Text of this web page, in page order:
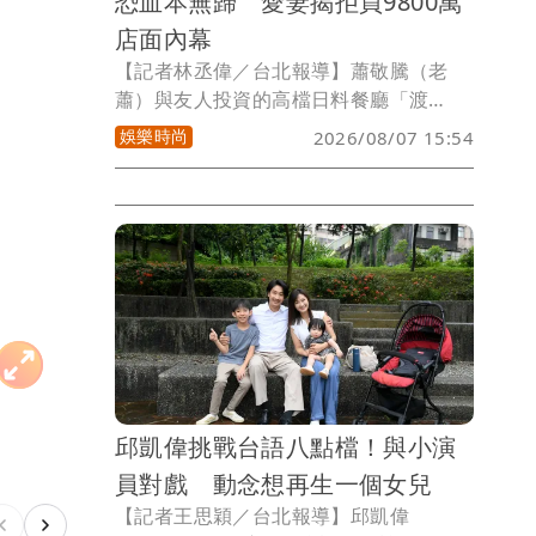
店面內幕
【記者林丞偉／台北報導】蕭敬騰（老
蕭）與友人投資的高檔日料餐廳「渡
邉」，驚傳因與房東續約談判破局，不僅
被通知不再續租，還收到存證信函要求限
資數千萬元打造的餐廳面臨血本無歸危
機，據悉，房東曾開價9800萬元問他們要
不要買下店面，但他們並無計劃而回絕，
對此，老蕭愛妻Summer（林有慧）吐
露，拒買下店面的主要原因。
娛樂時尚 2026/08/07 15:54
邱凱偉挑戰台語八點檔！與小演
員對戲 動念想再生一個女兒
【記者王思穎／台北報導】邱凱偉